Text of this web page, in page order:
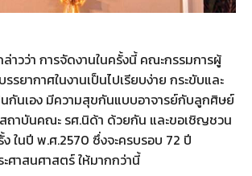
วว่า การจัดงานในครั้งนี้ คณะกรรมการผู้
รยากาศในงานเป็นไปเรียบง่าย กระขับและ
กันเอง มีความสุขกันแบบอาจารย์กับลูกศิษย์
ถาบันคณะ รศ.นิด้า ด้วยกัน และขอเชิญชวน
ในปี พ.ศ.2570 ซึ่งจะครบรอบ 72 ปี
ศาสนศาสตร์ ให้มากกว่านี้